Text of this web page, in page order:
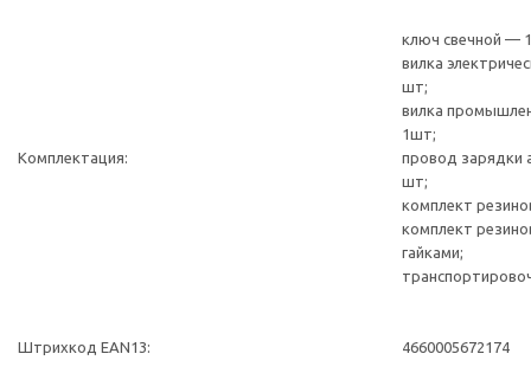
Комплектация:
ключ свечной —
вилка
шт;
вилка
1шт;
провод зарядки
шт;
комплект
комплект
гайками;
Штрихкод EAN13: 4660005672174